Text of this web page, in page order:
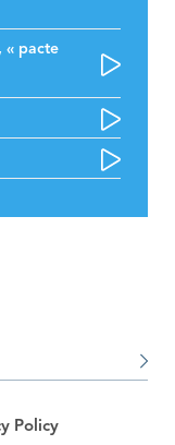
« pacte
Policy